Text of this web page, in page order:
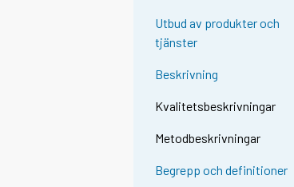
Utbud av produkter och
tjänster
Beskrivning
Kvalitetsbeskrivningar
Metodbeskrivningar
Begrepp och definitioner